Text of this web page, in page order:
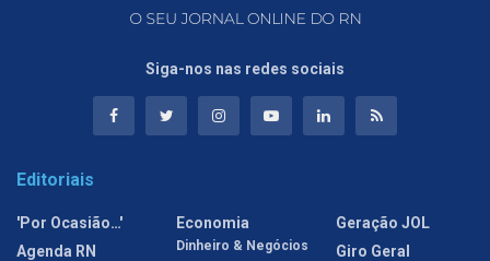
Siga-nos nas redes sociais
Editoriais
'Por Ocasião…'
Agenda RN
Economia
Dinheiro & Negócios
Geração JOL
Giro Geral